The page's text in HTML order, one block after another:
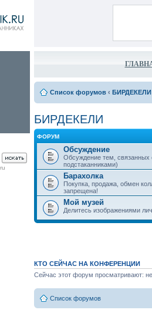
Список форумов ‹ БИРДЕКЕЛИ
БИРДЕКЕЛИ
ФОРУМ
Обсуждение
Обсуждение тем,
подстаканниками)
Барахолка
Покупка, продажа, обмен
запрещена!
Мой музей
Делитесь изображениями
КТО СЕЙЧАС НА КОНФЕРЕНЦИИ
Сейчас этот форум просматривают:
Список форумов